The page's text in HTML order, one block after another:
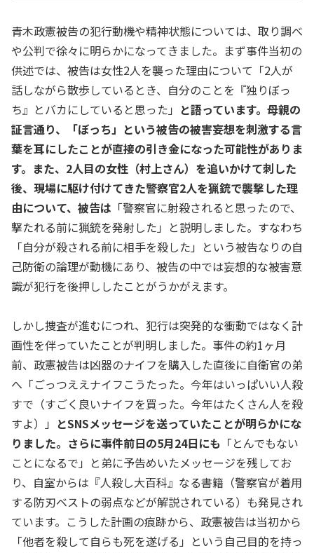
青木政憲被告の犯行動機や精神状態については、取り調べ
や公判で徐々に明らかになってきました。まず事件当初の
供述では、被告は女性2人を襲った理由について「2人が
話しながら散歩しているとき、自分のことを『独りぼっ
ち』とバカにしていると思った」 と語っています。母親の
証言通り、「ぼっち」という被告の被害妄想を刺激する言
葉を耳にしたことが直接の引き金になった可能性がありま
す。また、2人目の女性（村上さん）を追いかけて刺した
後、現場に駆け付けてきた警察官2人を猟銃で襲撃した理
由について、被告は 「警察官に射殺されると思ったので、
撃たれる前に猟銃を発射した」と説明しました。すなわち
「自分が殺される前に相手を殺した」という被告なりの自
己防衛の論理が動機にあり、被告の中では妄想的な被害意
識が犯行を後押ししたことがうかがえます。
しかし捜査が進むにつれ、犯行は突発的な衝動ではなく計
画性を伴っていたことが判明しました。事件の約1ヶ月
前、政憲被告は凶器のナイフを購入した直後に自衛官の弟
へ「ごっつええナイフこうたった。今年はいっぱいい人殺
すで（すごく良いナイフを買った。今年はたくさん人を殺
すよ）」 とSNSメッセージを送っていたことが明らかにな
りました。さらに事件前日の5月24日にも 「とんでもない
ことになるで」と弟に予告めいたメッセージを残してお
り、自室からは『人殺し大百科』なる書籍（警察官が着用
する防刃ベストの弱点などが解説されている）も発見され
ています。こうした計画の痕跡から、政憲被告は当初から
「他者を殺して自らも死を遂げる」という自己目的を持っ